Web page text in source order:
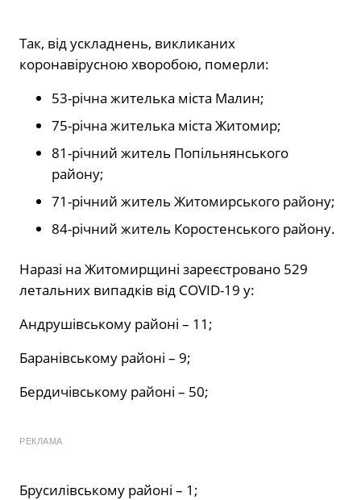
Так, від ускладнень, викликаних
коронавірусною хворобою, померли:
53-річна жителька міста Малин;
75-річна жителька міста Житомир;
81-річний житель Попільнянського
району;
71-річний житель Житомирського району;
84-річний житель Коростенського району.
Наразі на Житомирщині зареєстровано 529
летальних випадків від COVID-19 у:
Андрушівському районі – 11;
Баранівському районі – 9;
Бердичівському районі – 50;
РЕКЛАМА
Брусилівському районі – 1;